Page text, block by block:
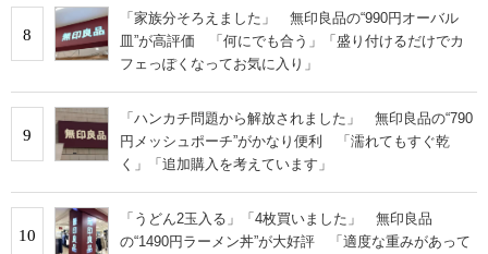
8
「家族分そろえました」 無印良品の“990円オーバル
皿”が高評価 「何にでも合う」「盛り付けるだけでカ
フェっぽくなってお気に入り」
9
「ハンカチ問題から解放されました」 無印良品の“790
円メッシュポーチ”がかなり便利 「濡れてもすぐ乾
く」「追加購入を考えています」
10
「うどん2玉入る」「4枚買いました」 無印良品
の“1490円ラーメン丼”が大好評 「適度な重みがあって